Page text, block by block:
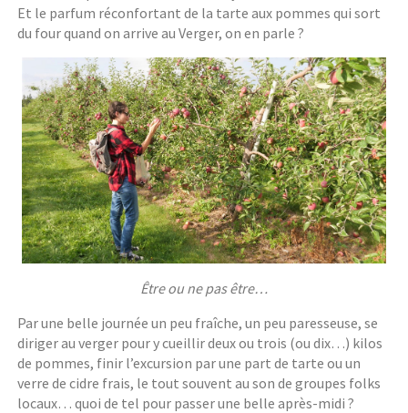
Et le parfum réconfortant de la tarte aux pommes qui sort
du four quand on arrive au Verger, on en parle ?
Être ou ne pas être…
Par une belle journée un peu fraîche, un peu paresseuse, se
diriger au verger pour y cueillir deux ou trois (ou dix…) kilos
de pommes, finir l’excursion par une part de tarte ou un
verre de cidre frais, le tout souvent au son de groupes folks
locaux… quoi de tel pour passer une belle après-midi ?